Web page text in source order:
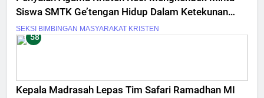
Siswa SMTK Ge’tengan Hidup Dalam Ketekunan
Iman
SEKSI BIMBINGAN MASYARAKAT KRISTEN
58
Kepala Madrasah Lepas Tim Safari Ramadhan MI